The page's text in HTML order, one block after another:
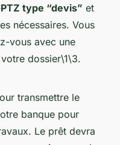
type “devis” et
nécessaires. Vous
vous avec une
dossier\1\3.
transmettre le
banque pour
Le prêt devra